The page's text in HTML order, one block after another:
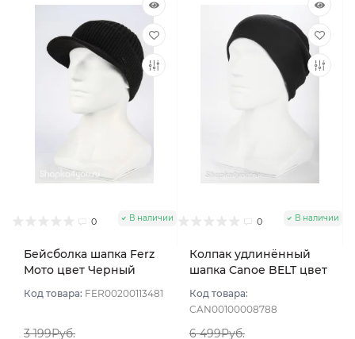
0 В наличии
Бейсболка шапка Ferz
Мото цвет Черный
Код товара: FER00200113481
3 199Руб.
0 В наличии
Колпак удлинённый
шапка Canoe BELT цвет
Код товара:
CAN00100008788
6 499Руб.